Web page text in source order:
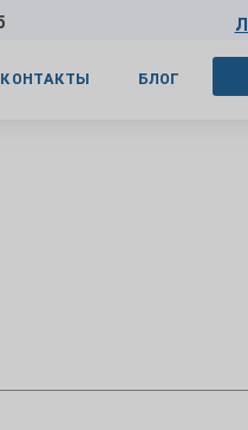
КОНТАКТЫ БЛОГ